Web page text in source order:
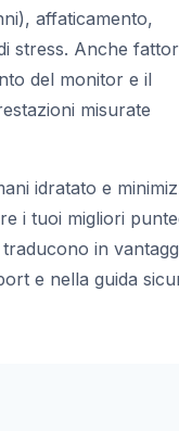
affaticamento,
stress. Anche
del monitor e il
misurate
idratato e
i tuoi migliori
in
e nella guida